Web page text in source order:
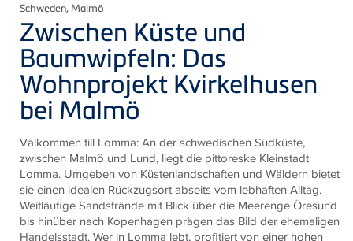
Schweden, Malmö
Zwischen Küste und
Baumwipfeln: Das
Wohnprojekt Kvirkelhusen
bei Malmö
Välkommen till Lomma: An der schwedischen Südküste,
zwischen Malmö und Lund, liegt die pittoreske Kleinstadt
Lomma. Umgeben von Küstenlandschaften und Wäldern bietet
sie einen idealen Rückzugsort abseits vom lebhaften Alltag.
Weitläufige Sandstrände mit Blick über die Meerenge Öresund
bis hinüber nach Kopenhagen prägen das Bild der ehemaligen
Handelsstadt. Wer in Lomma lebt, profitiert von einer hohen